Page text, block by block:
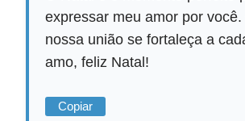
expressar meu amor por
nossa união se fortaleça a
amo, feliz Natal!
Copiar